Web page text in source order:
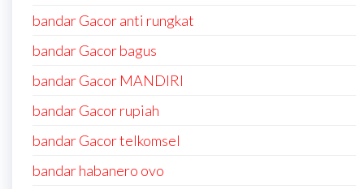
bandar Gacor anti rungkat
bandar Gacor bagus
bandar Gacor MANDIRI
bandar Gacor rupiah
bandar Gacor telkomsel
bandar habanero ovo